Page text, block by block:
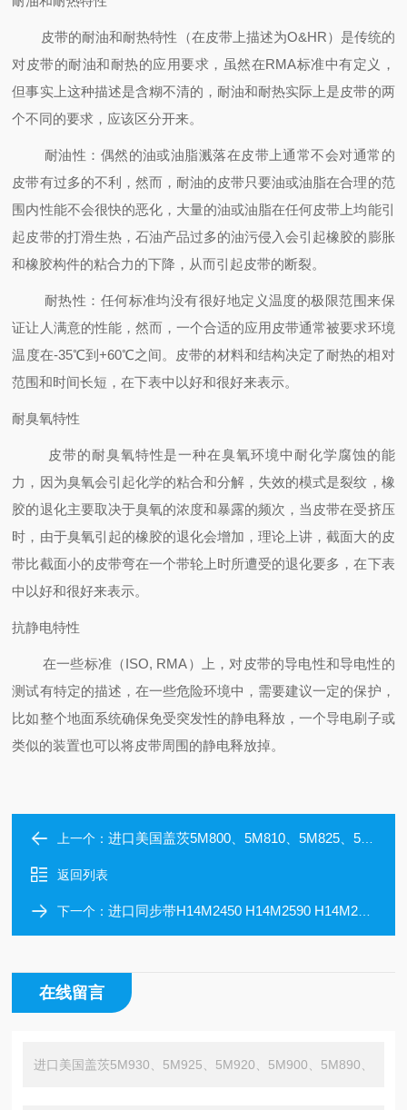
皮带的耐油和耐热特性（在皮带上描述为O&HR）是传统的
对皮带的耐油和耐热的应用要求，虽然在RMA标准中有定义，
但事实上这种描述是含糊不清的，耐油和耐热实际上是皮带的两
个不同的要求，应该区分开来。
耐油性：偶然的油或油脂溅落在皮带上通常不会对通常的
皮带有过多的不利，然而，耐油的皮带只要油或油脂在合理的范
围内性能不会很快的恶化，大量的油或油脂在任何皮带上均能引
起皮带的打滑生热，石油产品过多的油污侵入会引起橡胶的膨胀
和橡胶构件的粘合力的下降，从而引起皮带的断裂。
耐热性：任何标准均没有很好地定义温度的极限范围来保
证让人满意的性能，然而，一个合适的应用皮带通常被要求环境
温度在-35℃到+60℃之间。皮带的材料和结构决定了耐热的相对
范围和时间长短，在下表中以好和很好来表示。
耐臭氧特性
皮带的耐臭氧特性是一种在臭氧环境中耐化学腐蚀的能
力，因为臭氧会引起化学的粘合和分解，失效的模式是裂纹，橡
胶的退化主要取决于臭氧的浓度和暴露的频次，当皮带在受挤压
时，由于臭氧引起的橡胶的退化会增加，理论上讲，截面大的皮
带比截面小的皮带弯在一个带轮上时所遭受的退化要多，在下表
中以好和很好来表示。
抗静电特性
在一些标准（ISO, RMA）上，对皮带的导电性和导电性的
测试有特定的描述，在一些危险环境中，需要建议一定的保护，
比如整个地面系统确保免受突发性的静电释放，一个导电刷子或
类似的装置也可以将皮带周围的静电释放掉。
上一个：进口美国盖茨5M800、5M810、5M825、5M830、5M358、5M840、5M850圆弧齿橡胶同步带
返回列表
下一个：进口同步带H14M2450 H14M2590 H14M2940 H14M3150 H14M3500 H14M4578
在线留言